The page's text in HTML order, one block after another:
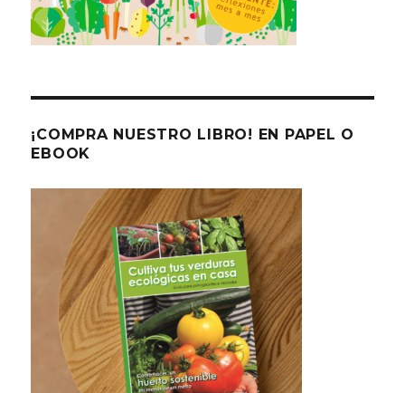
¡COMPRA NUESTRO LIBRO! EN PAPEL O
EBOOK